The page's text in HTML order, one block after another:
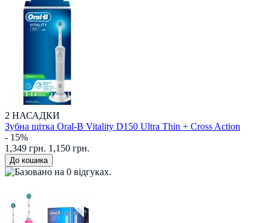
2 НАСАДКИ
Зубна щітка Oral-B Vitality D150 Ultra Thin + Cross Action
- 15%
1,349 грн. 1,150 грн.